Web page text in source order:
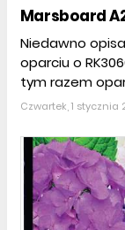
Marsboard
Niedawno
oparciu o
tym razem
Czwartek, 1 stycznia